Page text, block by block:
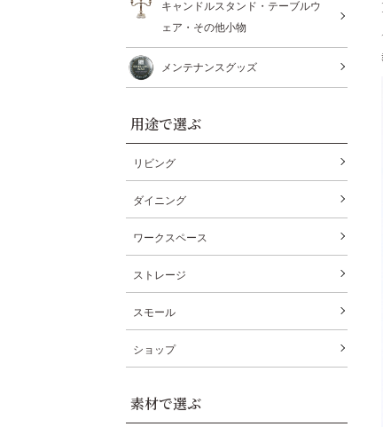
キャンドルスタンド・テーブルウ
ェア・その他小物
メンテナンスグッズ
用途で選ぶ
リビング
ダイニング
ワークスペース
ストレージ
スモール
ショップ
素材で選ぶ